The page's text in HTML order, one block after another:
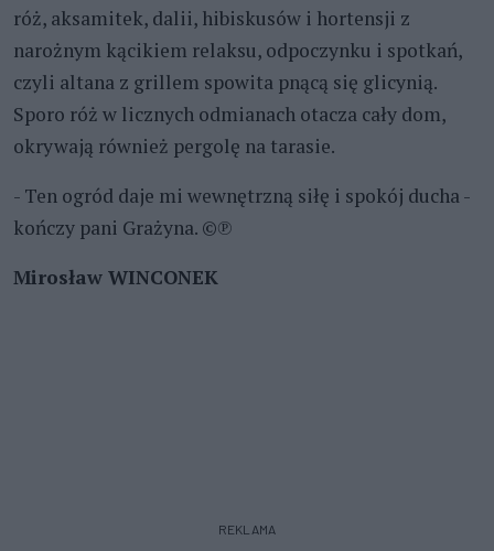
róż, aksamitek, dalii, hibiskusów i hortensji z
narożnym kącikiem relaksu, odpoczynku i spotkań,
czyli altana z grillem spowita pnącą się glicynią.
Sporo róż w licznych odmianach otacza cały dom,
okrywają również pergolę na tarasie.
- Ten ogród daje mi wewnętrzną siłę i spokój ducha -
kończy pani Grażyna. ©℗
Mirosław WINCONEK
REKLAMA